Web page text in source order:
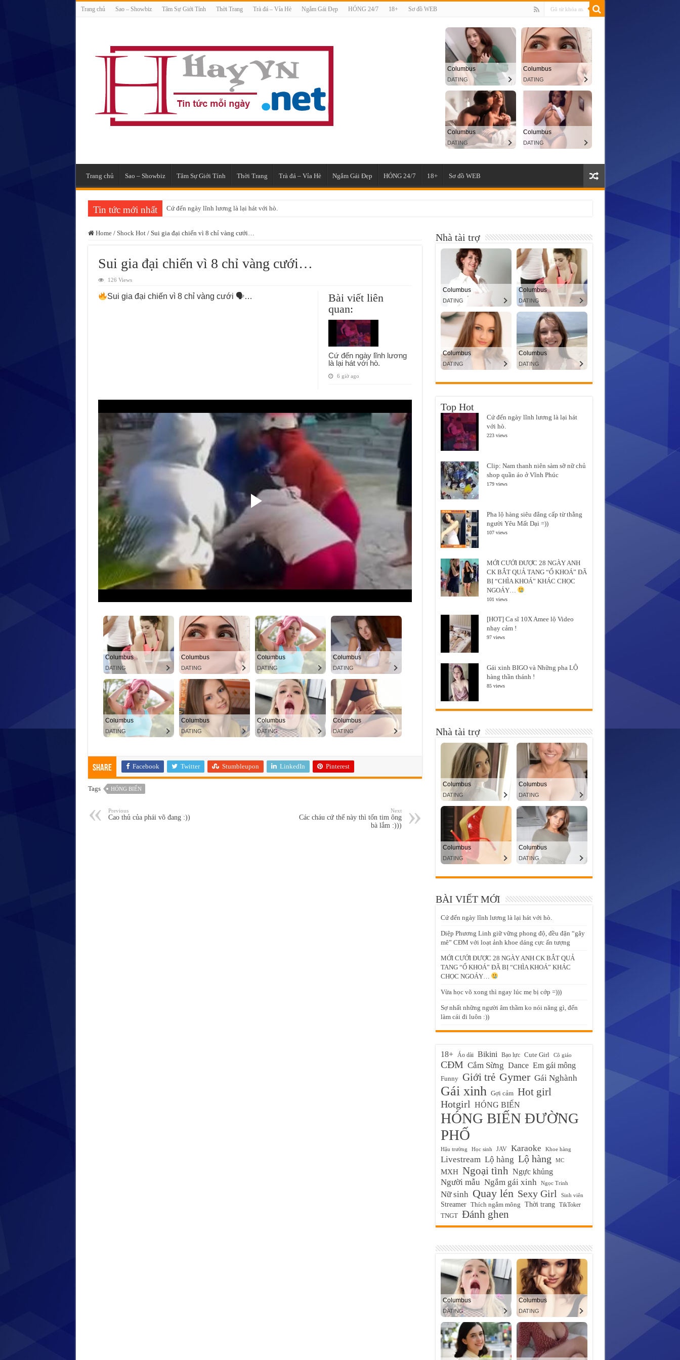
Trang chủ Sao – Showbiz Tâm Sự Giới Tính Thời Trang Trà đá – Vỉa Hè Ngắm Gái Đẹp HÓNG 24/7 18+ Sơ đồ WEB
Trang chủ Sao – Showbiz Tâm Sự Giới Tính Thời Trang Trà đá – Vỉa Hè Ngắm Gái Đẹp HÓNG 24/7 18+ Sơ đồ WEB
Tin tức mới nhất Cứ đến ngày lĩnh lương là lại hát với hò.
Home / Shock Hot / Sui gia đại chiến vì 8 chỉ vàng cưới…
Sui gia đại chiến vì 8 chỉ vàng cưới…
126 Views
Bài viết liên
quan:
Cứ đến ngày lĩnh lương
là lại hát với hò.
6 giờ ago
Sui gia đại chiến vì 8 chỉ vàng cưới 🗣…
Share Facebook Twitter Stumbleupon LinkedIn Pinterest
Tags HÓNG BIẾN
Previous
Cao thủ của phái võ đang :))
Next
Các cháu cứ thế này thì tốn tim ông
bà lắm :)))
Nhà tài trợ
Top Hot
Cứ đến ngày lĩnh lương là lại hát
với hò.
223 views
Clip: Nam thanh niên sàm sỡ nữ chủ
shop quần áo ở Vĩnh Phúc
179 views
Pha lộ hàng siêu đẳng cấp từ thằng
người Yêu Mất Dại =))
107 views
MỚI CƯỚI ĐƯỢC 28 NGÀY ANH
CK BẮT QUẢ TANG “Ổ KHOÁ” ĐÃ
BỊ “CHÌA KHOÁ” KHÁC CHỌC
NGOÁY…
101 views
[HOT] Ca sĩ 10X Amee lộ Video
nhạy cảm !
97 views
Gái xinh BIGO và Những pha LỘ
hàng thần thánh !
85 views
Nhà tài trợ
BÀI VIẾT MỚI
Cứ đến ngày lĩnh lương là lại hát với hò.
Diệp Phương Linh giữ vững phong độ, đều đặn “gây
mê” CĐM với loạt ảnh khoe dáng cực ấn tượng
MỚI CƯỚI ĐƯỢC 28 NGÀY ANH CK BẮT QUẢ
TANG “Ổ KHOÁ” ĐÃ BỊ “CHÌA KHOÁ” KHÁC
CHỌC NGOÁY…
Vừa học võ xong thì ngay lúc mẹ bị cớp =)))
Sợ nhất những người âm thầm ko nói năng gì, đến
làm cái đi luôn :))
18+ Áo dài Bikini Bạo lực Cute Girl Cô giáo
CĐM Cắm Sừng Dance Em gái mông
Funny Giới trẻ Gymer Gái Nghành
Gái xinh Gợi cảm Hot girl
Hotgirl HÓNG BIẾN
HÓNG BIẾN ĐƯỜNG
PHỐ
Hậu trường Học sinh JAV Karaoke Khoe hàng
Livestream Lộ hàng Lộ hàng MC
MXH Ngoại tình Ngực khủng
Người mẫu Ngắm gái xinh Ngọc Trinh
Nữ sinh Quay lén Sexy Girl Sinh viên
Streamer Thích ngắm mông Thời trang
TikToker
TNGT
Đánh ghen